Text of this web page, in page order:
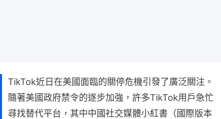
TikTok近日在美國面臨的關停危機引發了廣泛關注。
隨著美國政府禁令的逐步加強，許多TikTok用戶急忙
尋找替代平台，其中中國社交媒體小紅書（國際版本